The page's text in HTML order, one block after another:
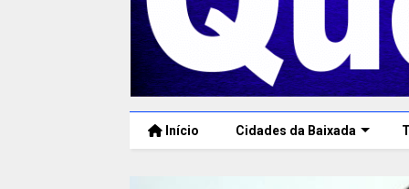
Início Cidades da Baixada